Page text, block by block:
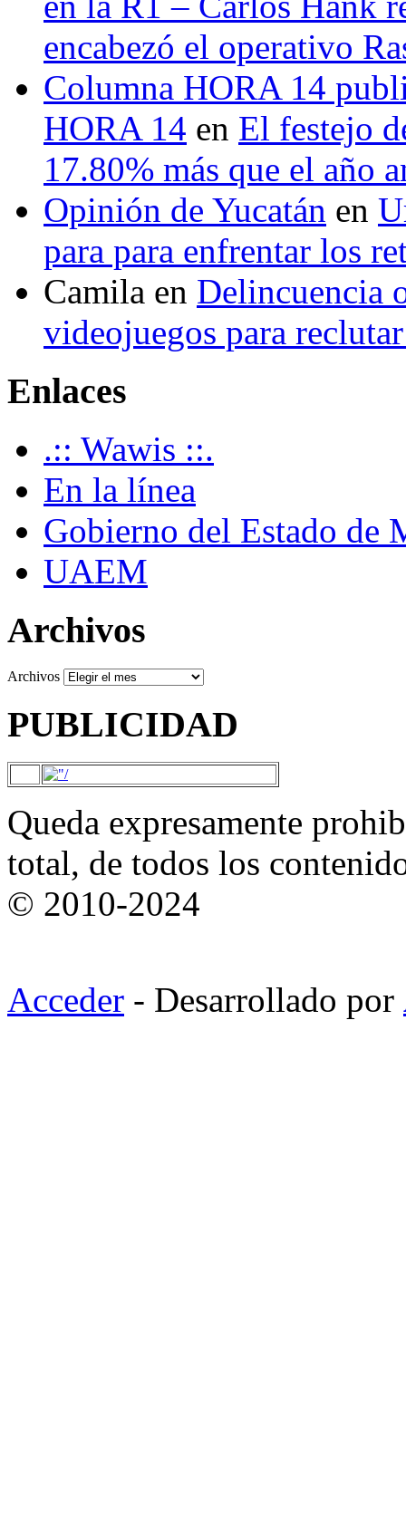
encabezó el operativo
Columna HORA 14
HORA 14 en El festejo
17.80% más que el año
Opinión de Yucatán en
para para enfrentar los
Camila en Delincuencia
videojuegos para
Enlaces
.:: Wawis ::.
En la línea
Gobierno del Estado de
UAEM
Archivos
Archivos
PUBLICIDAD
Queda expresamente
total, de todos los
© 2010-2024
Acceder - Desarrollado por